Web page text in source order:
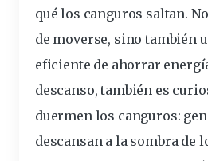
qué los canguros saltan.
de moverse, sino también
eficiente de ahorrar
descanso, también es
duermen los canguros:
descansan a la sombra de